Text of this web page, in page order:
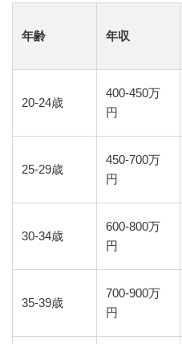
年齢 年収
20-24歳
400-450万
円
25-29歳
450-700万
円
30-34歳
600-800万
円
35-39歳
700-900万
円